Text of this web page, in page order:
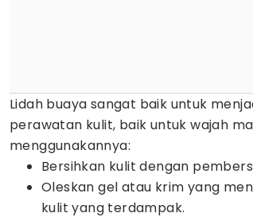
Lidah buaya sangat baik untuk
perawatan kulit, baik untuk wajah
menggunakannya:
Bersihkan kulit dengan
Oleskan gel atau krim yang
kulit yang terdampak.